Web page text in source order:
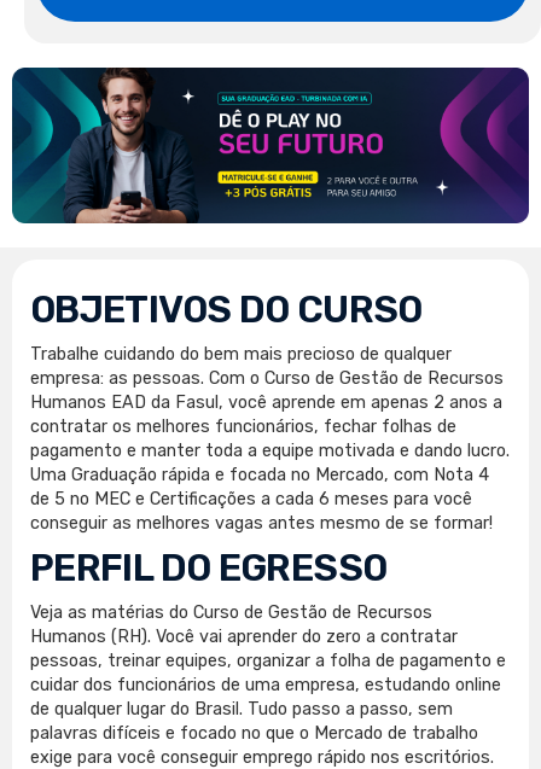
OBJETIVOS DO CURSO
Trabalhe cuidando do bem mais precioso de qualquer
empresa: as pessoas. Com o Curso de Gestão de Recursos
Humanos EAD da Fasul, você aprende em apenas 2 anos a
contratar os melhores funcionários, fechar folhas de
pagamento e manter toda a equipe motivada e dando lucro.
Uma Graduação rápida e focada no Mercado, com Nota 4
de 5 no MEC e Certificações a cada 6 meses para você
conseguir as melhores vagas antes mesmo de se formar!
PERFIL DO EGRESSO
Veja as matérias do Curso de Gestão de Recursos
Humanos (RH). Você vai aprender do zero a contratar
pessoas, treinar equipes, organizar a folha de pagamento e
cuidar dos funcionários de uma empresa, estudando online
de qualquer lugar do Brasil. Tudo passo a passo, sem
palavras difíceis e focado no que o Mercado de trabalho
exige para você conseguir emprego rápido nos escritórios.